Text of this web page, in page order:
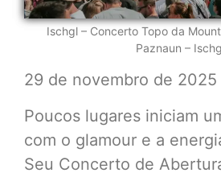
Ischgl – Concerto Topo da
Paznaun –
29 de novembro de 2025
Poucos lugares iniciam
com o glamour e a
Seu Concerto de